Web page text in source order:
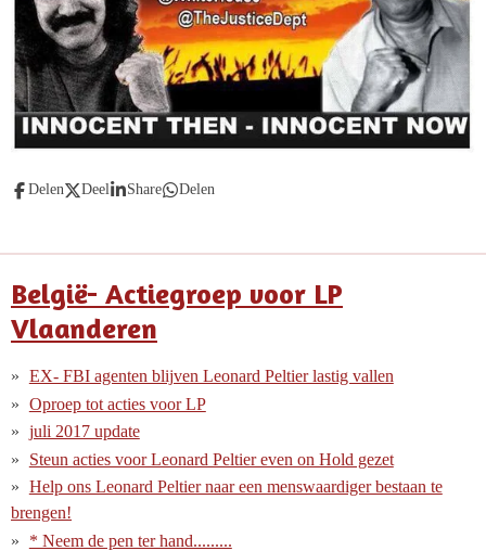
Delen Deel Share Delen
België- Actiegroep voor LP
Vlaanderen
EX- FBI agenten blijven Leonard Peltier lastig vallen
Oproep tot acties voor LP
juli 2017 update
Steun acties voor Leonard Peltier even on Hold gezet
Help ons Leonard Peltier naar een menswaardiger bestaan te
brengen!
* Neem de pen ter hand.........